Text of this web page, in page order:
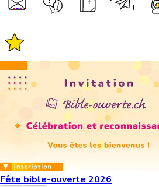
Fête bible-ouverte 2026